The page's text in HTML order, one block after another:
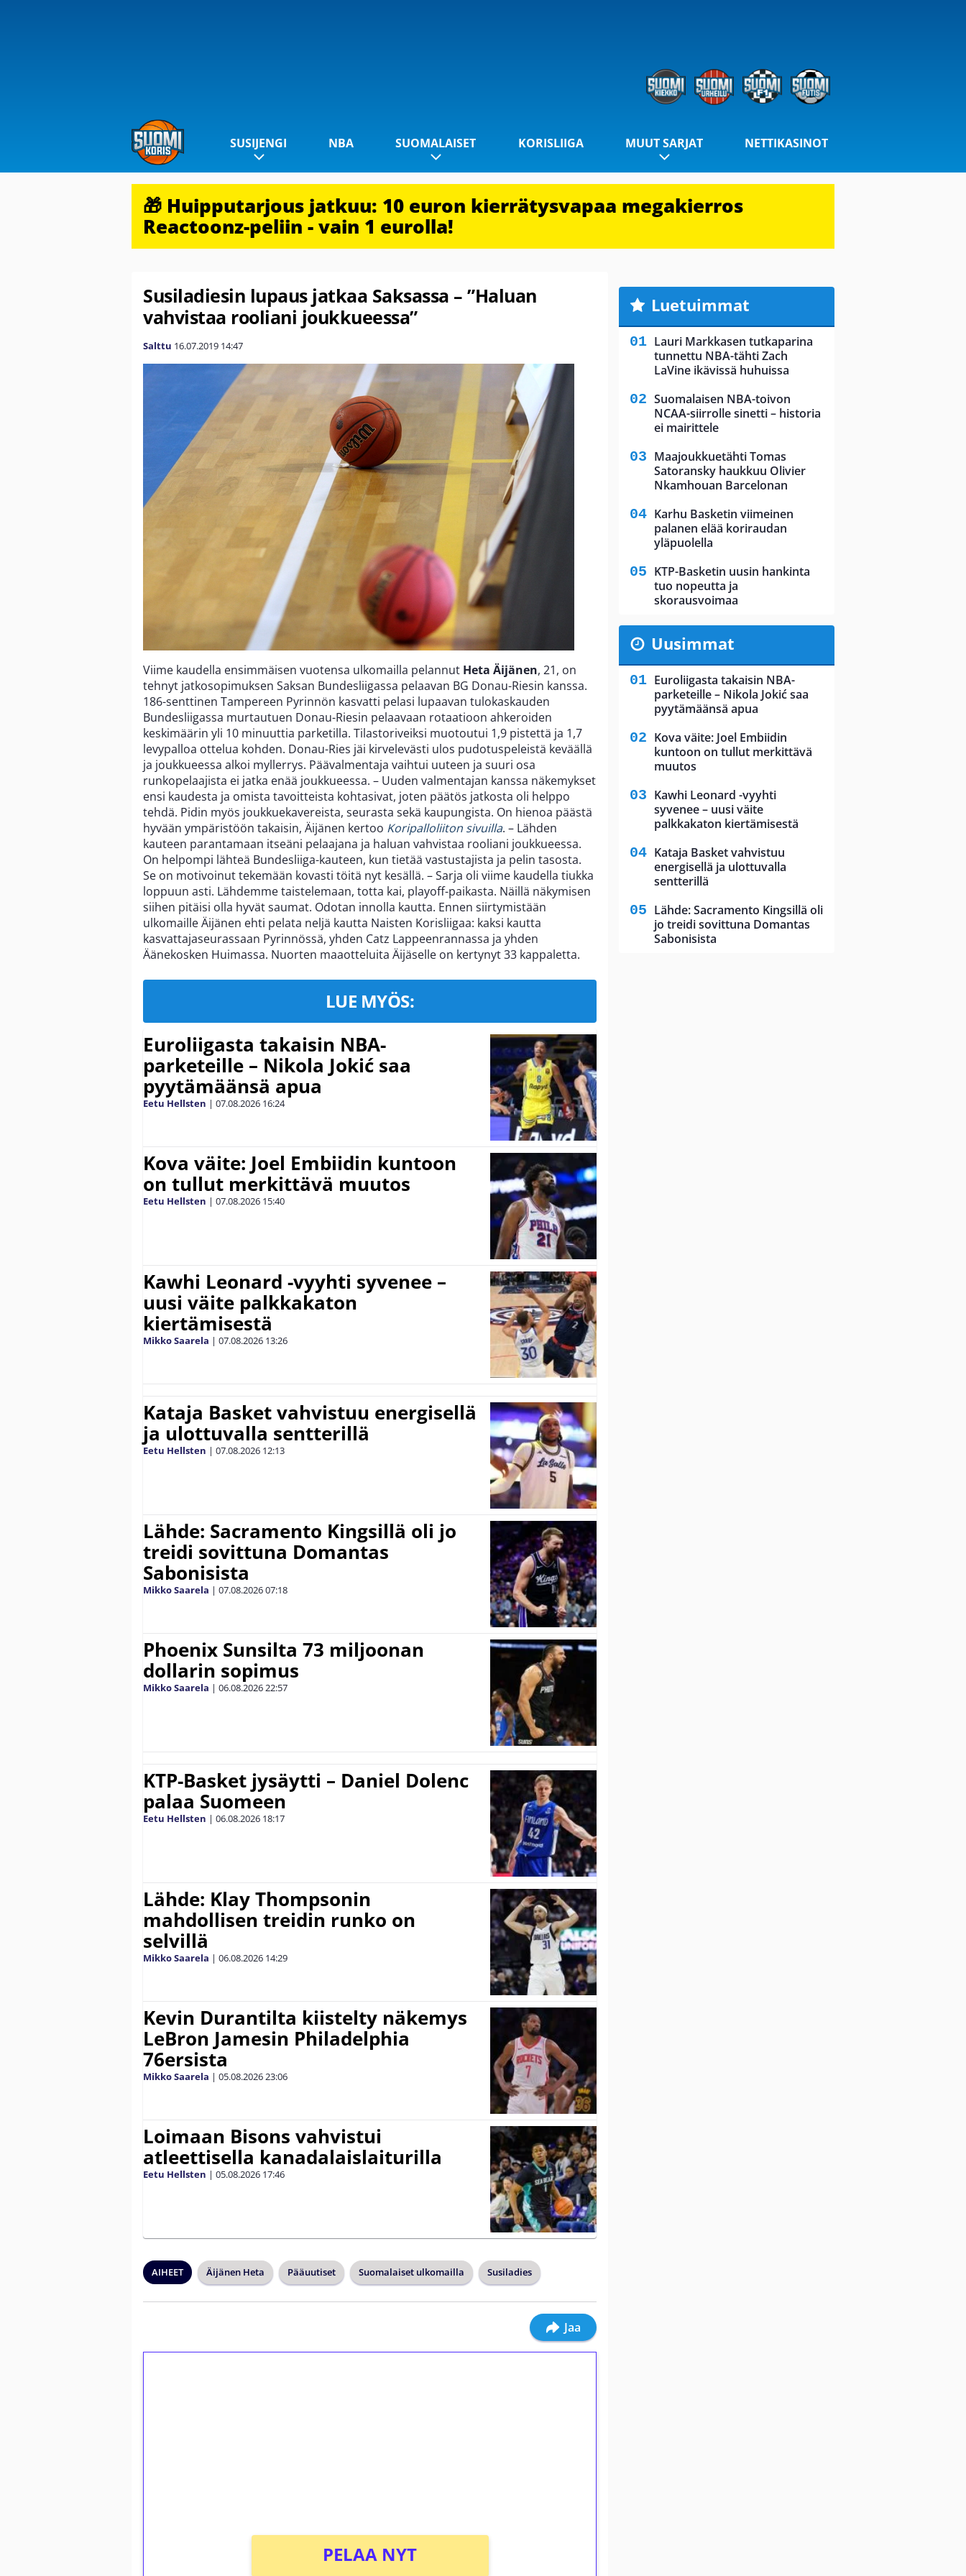
SUSIJENGI NBA SUOMALAISET KORISLIIGA MUUT SARJAT NETTIKASINOT
🎁 Huipputarjous jatkuu: 10 euron kierrätysvapaa megakierros
Reactoonz-peliin - vain 1 eurolla!
Susiladiesin lupaus jatkaa Saksassa – ”Haluan
vahvistaa rooliani joukkueessa”
Salttu 16.07.2019 14:47
Viime kaudella ensimmäisen vuotensa ulkomailla pelannut Heta Äijänen, 21, on
tehnyt jatkosopimuksen Saksan Bundesliigassa pelaavan BG Donau-Riesin kanssa.
186-senttinen Tampereen Pyrinnön kasvatti pelasi lupaavan tulokaskauden
Bundesliigassa murtautuen Donau-Riesin pelaavaan rotaatioon ahkeroiden
keskimäärin yli 10 minuuttia parketilla. Tilastoriveiksi muotoutui 1,9 pistettä ja 1,7
levypalloa ottelua kohden. Donau-Ries jäi kirvelevästi ulos pudotuspeleistä keväällä
ja joukkueessa alkoi myllerrys. Päävalmentaja vaihtui uuteen ja suuri osa
runkopelaajista ei jatka enää joukkueessa. – Uuden valmentajan kanssa näkemykset
ensi kaudesta ja omista tavoitteista kohtasivat, joten päätös jatkosta oli helppo
tehdä. Pidin myös joukkuekavereista, seurasta sekä kaupungista. On hienoa päästä
hyvään ympäristöön takaisin, Äijänen kertoo Koripalloliiton sivuilla. – Lähden
kauteen parantamaan itseäni pelaajana ja haluan vahvistaa rooliani joukkueessa.
On helpompi lähteä Bundesliiga-kauteen, kun tietää vastustajista ja pelin tasosta.
Se on motivoinut tekemään kovasti töitä nyt kesällä. – Sarja oli viime kaudella tiukka
loppuun asti. Lähdemme taistelemaan, totta kai, playoff-paikasta. Näillä näkymisen
siihen pitäisi olla hyvät saumat. Odotan innolla kautta. Ennen siirtymistään
ulkomaille Äijänen ehti pelata neljä kautta Naisten Korisliigaa: kaksi kautta
kasvattajaseurassaan Pyrinnössä, yhden Catz Lappeenrannassa ja yhden
Äänekosken Huimassa. Nuorten maaotteluita Äijäselle on kertynyt 33 kappaletta.
LUE MYÖS:
Euroliigasta takaisin NBA-
parketeille – Nikola Jokić saa
pyytämäänsä apua
Eetu Hellsten | 07.08.2026 16:24
Kova väite: Joel Embiidin kuntoon
on tullut merkittävä muutos
Eetu Hellsten | 07.08.2026 15:40
Kawhi Leonard -vyyhti syvenee –
uusi väite palkkakaton
kiertämisestä
Mikko Saarela | 07.08.2026 13:26
Kataja Basket vahvistuu energisellä
ja ulottuvalla sentterillä
Eetu Hellsten | 07.08.2026 12:13
Lähde: Sacramento Kingsillä oli jo
treidi sovittuna Domantas
Sabonisista
Mikko Saarela | 07.08.202607:18
Phoenix Sunsilta 73 miljoonan
dollarin sopimus
Mikko Saarela | 06.08.202622:57
KTP-Basket jysäytti – Daniel Dolenc
palaa Suomeen
Eetu Hellsten | 06.08.2026 18:17
Lähde: Klay Thompsonin
mahdollisen treidin runko on
selvillä
Mikko Saarela | 06.08.2026 14:29
Kevin Durantilta kiistelty näkemys
LeBron Jamesin Philadelphia
76ersista
Mikko Saarela | 05.08.202623:06
Loimaan Bisons vahvistui
atleettisella kanadalaislaiturilla
Eetu Hellsten | 05.08.2026 17:46
AIHEET Äijänen Heta Pääuutiset Suomalaiset ulkomailla Susiladies
Jaa
PELAA NYT
Luetuimmat
Lauri Markkasen tutkaparina
tunnettu NBA-tähti Zach
LaVine ikävissä huhuissa
Suomalaisen NBA-toivon
NCAA-siirrolle sinetti – historia
ei mairittele
Maajoukkuetähti Tomas
Satoransky haukkuu Olivier
Nkamhouan Barcelonan
Karhu Basketin viimeinen
palanen elää koriraudan
yläpuolella
KTP-Basketin uusin hankinta
tuo nopeutta ja
skorausvoimaa
Uusimmat
Euroliigasta takaisin NBA-
parketeille – Nikola Jokić saa
pyytämäänsä apua
Kova väite: Joel Embiidin
kuntoon on tullut merkittävä
muutos
Kawhi Leonard -vyyhti
syvenee – uusi väite
palkkakaton kiertämisestä
Kataja Basket vahvistuu
energisellä ja ulottuvalla
sentterillä
Lähde: Sacramento Kingsillä oli
jo treidi sovittuna Domantas
Sabonisista